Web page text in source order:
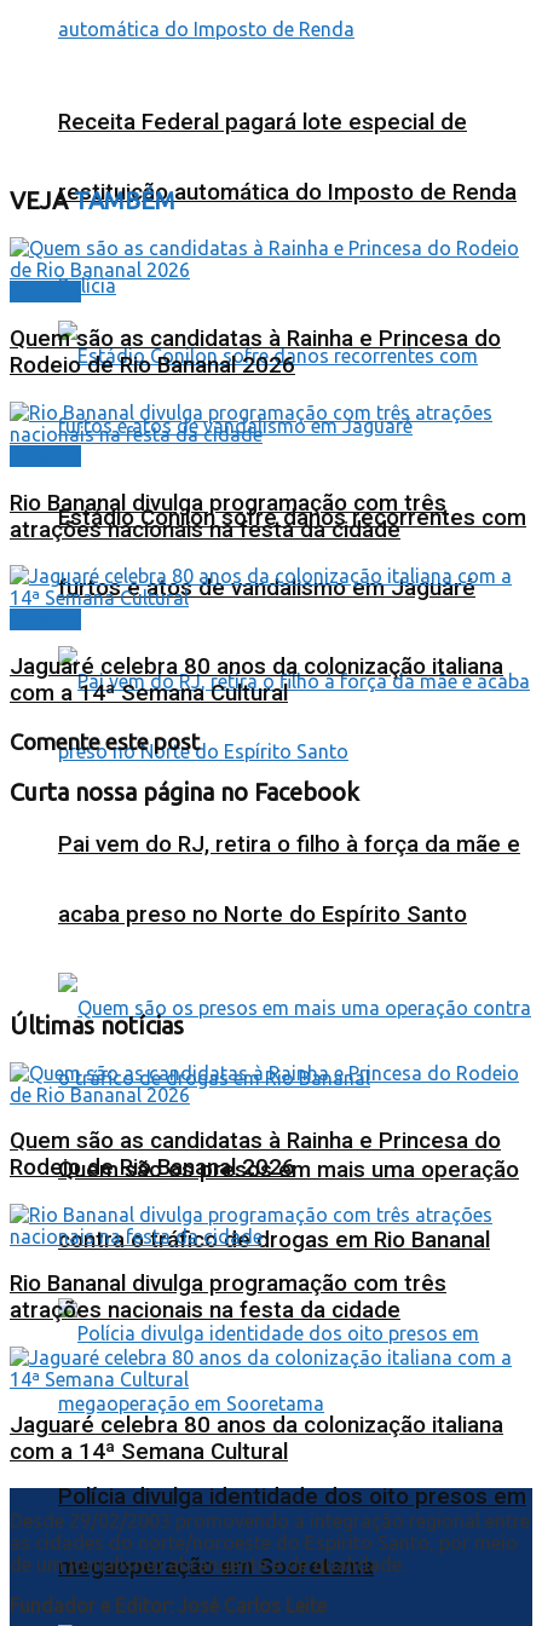
Receita Federal pagará lote especial de
restituição automática do Imposto de Renda
Polícia
Estádio Conilon sofre danos recorrentes com
furtos e atos de vandalismo em Jaguaré
Pai vem do RJ, retira o filho à força da mãe e
acaba preso no Norte do Espírito Santo
Quem são os presos em mais uma operação
contra o tráfico de drogas em Rio Bananal
Polícia divulga identidade dos oito presos em
megaoperação em Sooretama
VEJATAMBÉM
Quem são as candidatas à Rainha e Princesa do
Rodeio de Rio Bananal 2026
Rio Bananal divulga programação com três
atrações nacionais na festa da cidade
Jaguaré celebra 80 anos da colonização italiana
com a 14ª Semana Cultural
Comente este post
Curta nossa página no Facebook
Últimas notícias
Quem são as candidatas à Rainha e Princesa do
Rodeio de Rio Bananal 2026
Rio Bananal divulga programação com três
atrações nacionais na festa da cidade
Jaguaré celebra 80 anos da colonização italiana
com a 14ª Semana Cultural
Desde 29/02/2003 promovendo a integração regional entre
as cidades do norte/noroeste do Espírito Santo, por meio
de um jornalismo abrangente e de qualidade.
Fundador e Editor: José Carlos Leite